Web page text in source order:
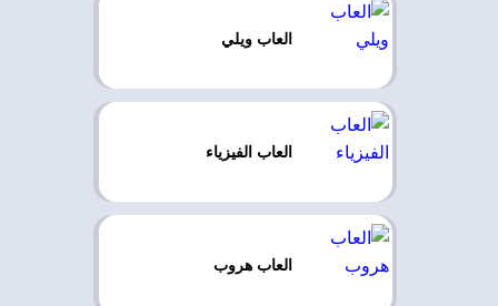
العاب ويلي
العاب الفيزياء
العاب هروب